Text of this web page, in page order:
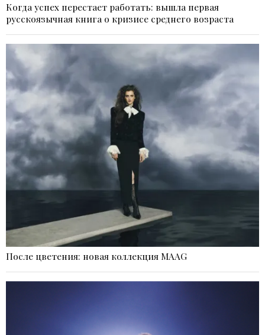
Когда успех перестает работать: вышла первая
русскоязычная книга о кризисе среднего возраста
После цветения: новая коллекция MAAG